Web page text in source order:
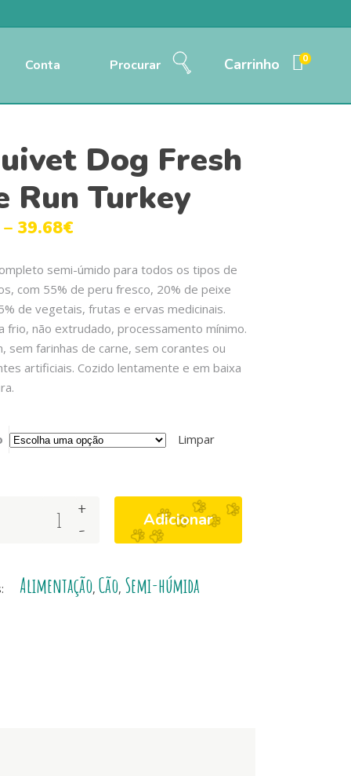
Conta Procurar Carrinho 0
Dog Fresh
Run Turkey
39.68€
semi-úmido para todos os tipos de
com 55% de peru fresco, 20% de peixe
de vegetais, frutas e ervas medicinais.
frio, não extrudado, processamento mínimo.
sem farinhas de carne, sem corantes ou
artificiais. Cozido lentamente e em baixa
Limpar
-
+ Adicionar
Alimentação, Cão, Semi-húmida